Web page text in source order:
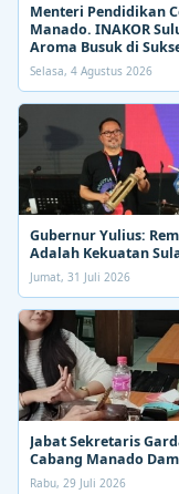
Menteri Pendidikan
Manado. INAKOR
Aroma Busuk di
Selasa, 4 Agustus 2026
Gubernur Yulius:
Adalah Kekuatan
Jumat, 31 Juli 2026
Jabat Sekretaris
Cabang Manado
Rabu, 29 Juli 2026